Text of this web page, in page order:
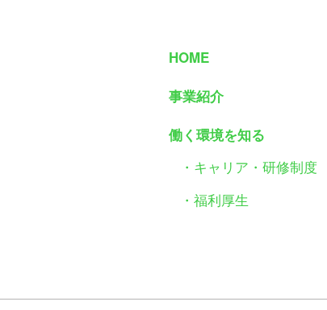
HOME
事業紹介
働く環境を知る
・キャリア・研修制度
・福利厚生